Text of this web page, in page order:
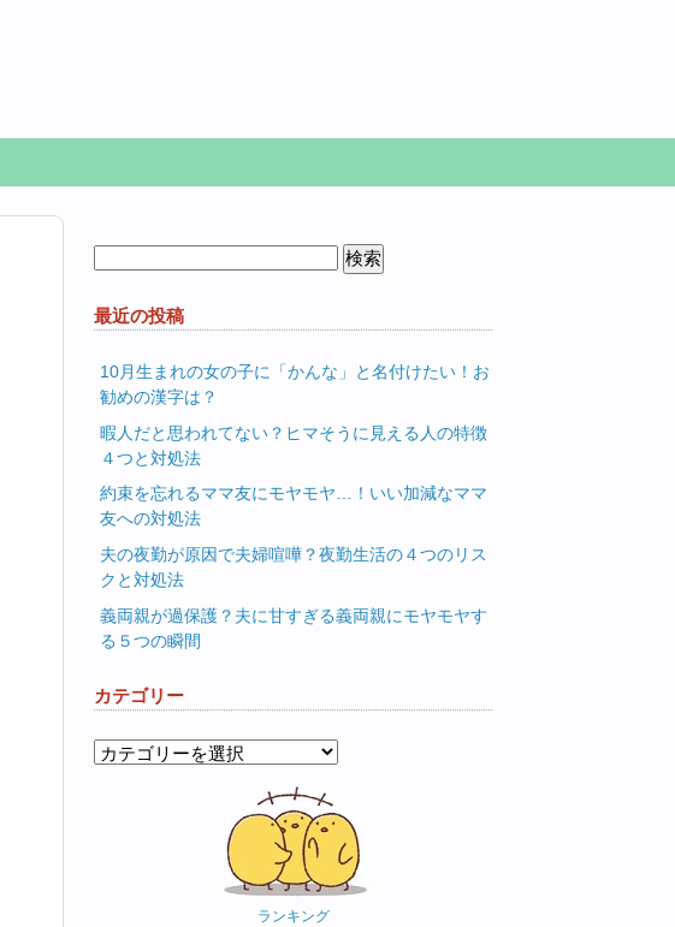
最近の投稿
10月生まれの女の子に「かんな」と名付けたい！お
勧めの漢字は？
暇人だと思われてない？ヒマそうに見える人の特徴
４つと対処法
約束を忘れるママ友にモヤモヤ…！いい加減なママ
友への対処法
夫の夜勤が原因で夫婦喧嘩？夜勤生活の４つのリス
クと対処法
義両親が過保護？夫に甘すぎる義両親にモヤモヤす
る５つの瞬間
カテゴリー
カ
ランキング